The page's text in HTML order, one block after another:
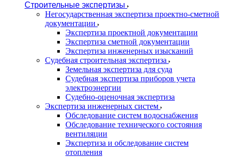
Строительные экспертизы
Негосударственная экспертиза проектно-сметной
документации
Экспертиза проектной документации
Экспертиза сметной документации
Экспертиза инженерных изысканий
Судебная строительная экспертиза
Земельная экспертиза для суда
Судебная экспертиза приборов учета
электроэнергии
Судебно-оценочная экспертиза
Экспертиза инженерных систем
Обследование систем водоснабжения
Обследование технического состояния
вентиляции
Экспертиза и обследование систем
отопления